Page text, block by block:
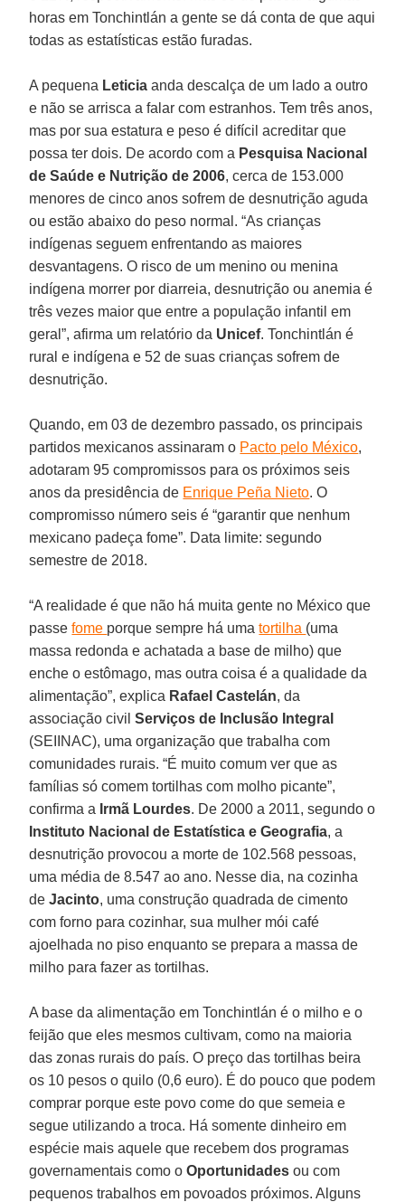
horas em Tonchintlán a gente se dá conta de que aqui
todas as estatísticas estão furadas.
A pequena Leticiaanda descalça de um lado a outro
e não se arrisca a falar com estranhos. Tem três anos,
mas por sua estatura e peso é difícil acreditar que
possa ter dois. De acordo com a Pesquisa Nacional
de Saúde e Nutrição de 2006, cerca de 153.000
menores de cinco anos sofrem de desnutrição aguda
ou estão abaixo do peso normal. “As crianças
indígenas seguem enfrentando as maiores
desvantagens. O risco de um menino ou menina
indígena morrer por diarreia, desnutrição ou anemia é
três vezes maior que entre a população infantil em
geral”, afirma um relatório da Unicef. Tonchintlán é
rural e indígena e 52 de suas crianças sofrem de
desnutrição.
Quando, em 03 de dezembro passado, os principais
partidos mexicanos assinaram o Pacto pelo México,
adotaram 95 compromissos para os próximos seis
anos da presidência de Enrique Peña Nieto. O
compromisso número seis é “garantir que nenhum
mexicano padeça fome”. Data limite: segundo
semestre de 2018.
“A realidade é que não há muita gente no México que
passefome porque sempre há umatortilha (uma
massa redonda e achatada a base de milho) que
enche o estômago, mas outra coisa é a qualidade da
alimentação”, explica Rafael Castelán, da
associação civilServiços de Inclusão Integral
(SEIINAC), uma organização que trabalha com
comunidades rurais. “É muito comum ver que as
famílias só comem tortilhas com molho picante”,
confirma a Irmã Lourdes. De 2000 a 2011, segundo o
Instituto Nacional de Estatística e Geografia, a
desnutrição provocou a morte de 102.568 pessoas,
uma média de 8.547 ao ano. Nesse dia, na cozinha
deJacinto, uma construção quadrada de cimento
com forno para cozinhar, sua mulher mói café
ajoelhada no piso enquanto se prepara a massa de
milho para fazer as tortilhas.
A base da alimentação em Tonchintlán é o milho e o
feijão que eles mesmos cultivam, como na maioria
das zonas rurais do país. O preço das tortilhas beira
os 10 pesos o quilo (0,6 euro). É do pouco que podem
comprar porque este povo come do que semeia e
segue utilizando a troca. Há somente dinheiro em
espécie mais aquele que recebem dos programas
governamentais como oOportunidadesou com
pequenos trabalhos em povoados próximos. Alguns